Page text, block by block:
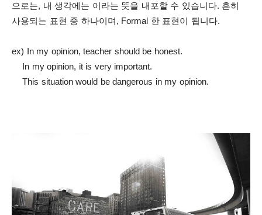
으로는, 내 생각에는 이라는 뜻을 내포할 수 있습니다. 흔히
사용되는 표현 중 하나이며, Formal 한 표현이 됩니다.
ex) In my opinion, teacher should be honest.
In my opinion, it is very important.
This situation would be dangerous in my opinion.